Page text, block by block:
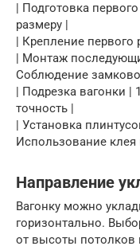
| Подготовка
размеру |
| Крепление
| Монтаж
Соблюдение
| Подрезка вагонки |
точность |
| Установка
Использование клея
Направление
Вагонку можно
горизонтально.
от высоты потолков